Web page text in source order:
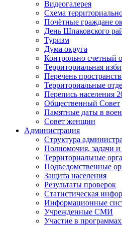
Видеогалерея
Схема
Почётные граждане
День Шпаковского
Туризм
Дума округа
Контрольно счетный
Территориальная
Перечень
Территориальные
Перепись населения
Общественный Совет
Памятные даты в
Совет женщин
Администрация
Структура
Полномочия, задачи
Территориальные
Подведомственные
Защита населения
Результаты проверок
Статистическая
Информационные
Учрежденные СМИ
Участие в